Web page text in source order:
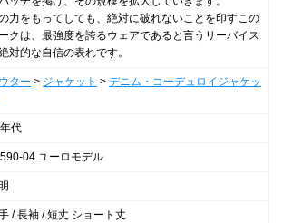
力をもってしても、絶対に破れないことを印すこの
クは、最強度を誇るウェアであると言うリーバイス
対的な自信の表れです。
ター > ジャケット > デニム・コーデュロイジャケッ
代
04 ユーロモデル
/ 長袖 / 短丈 ショート丈